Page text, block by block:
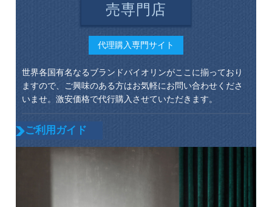
売専門店
代理購入専門サイト
世界各国有名なるブランドバイオリンがここに揃っており
ますので、ご興味のある方はお気軽にお問い合わせくださ
いませ。激安価格で代行購入させていただきます。
ご利用ガイド